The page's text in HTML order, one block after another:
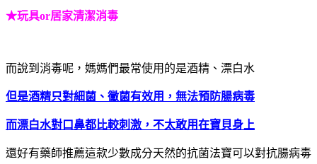
★玩具or居家清潔消毒
而說到消毒呢，媽媽們最常使用的是酒精、漂白水
但是酒精只對細菌、黴菌有效用，無法預防腸病毒
而漂白水對口鼻都比較刺激，不太敢用在寶貝身上
還好有藥師推薦這款少數成分天然的抗菌法寶可以對抗腸病毒